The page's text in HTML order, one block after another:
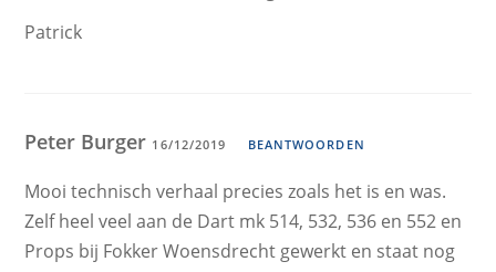
Patrick
Peter Burger 16/12/2019 BEANTWOORDEN
Mooi technisch verhaal precies zoals het is en was.
Zelf heel veel aan de Dart mk 514, 532, 536 en 552 en
Props bij Fokker Woensdrecht gewerkt en staat nog